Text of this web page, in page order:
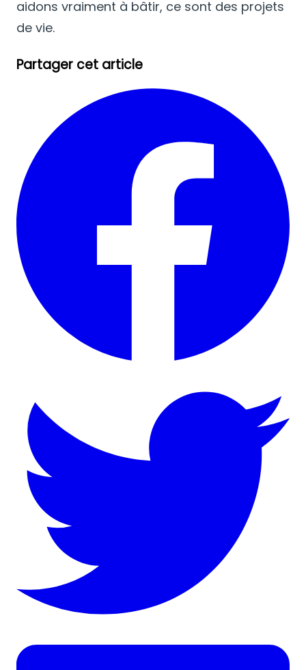
aidons vraiment à bâtir, ce sont des projets
de vie.
Partager cet article